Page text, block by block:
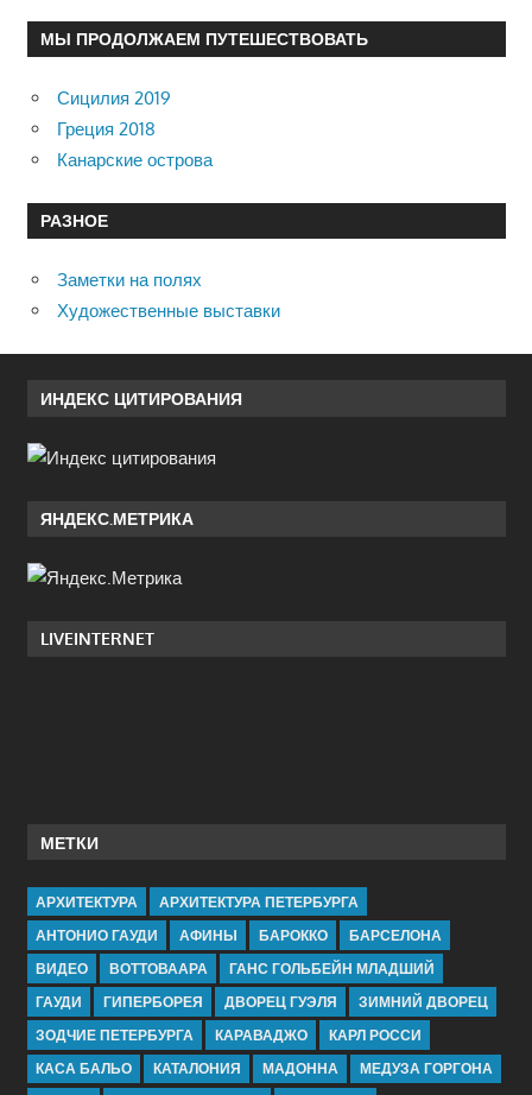
МЫ ПРОДОЛЖАЕМ ПУТЕШЕСТВОВАТЬ
Сицилия 2019
Греция 2018
Канарские острова
РАЗНОЕ
Заметки на полях
Художественные выставки
ИНДЕКС ЦИТИРОВАНИЯ
ЯНДЕКС.МЕТРИКА
LIVEINTERNET
МЕТКИ
АРХИТЕКТУРА
АРХИТЕКТУРА ПЕТЕРБУРГА
АНТОНИО ГАУДИ
АФИНЫ БАРОККО
БАРСЕЛОНА
ВИДЕО
ВОТТОВААРА
ГАНС ГОЛЬБЕЙН МЛАДШИЙ
ГАУДИ
ГИПЕРБОРЕЯ ДВОРЕЦ ГУЭЛЯ
ЗИМНИЙ ДВОРЕЦ
ЗОДЧИЕ ПЕТЕРБУРГА
КАРАВАДЖО
КАРЛ РОССИ
КАСА БАЛЬО
КАТАЛОНИЯ МАДОННА
МЕДУЗА ГОРГОНА